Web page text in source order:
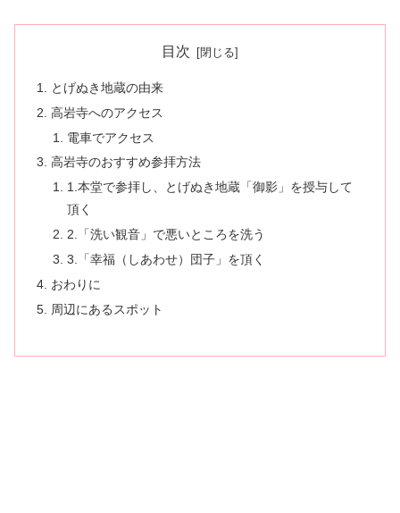
目次
とげぬき地蔵の由来
高岩寺へのアクセス
電車でアクセス
高岩寺のおすすめ参拝方法
1.本堂で参拝し、とげぬき地蔵「御影」を授与して
頂く
2.「洗い観音」で悪いところを洗う
3.「幸福（しあわせ）団子」を頂く
おわりに
周辺にあるスポット